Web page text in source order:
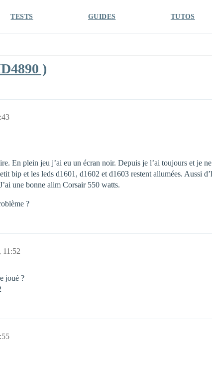
TESTS GUIDES TUTOS
)
En plein jeu j’ai eu un écran noir. Depuis je l’ai toujours et je
bip et les leds d1601, d1602 et d1603 restent allumées. Aussi
une bonne alim Corsair 550 watts.
?
11:52
joué ?